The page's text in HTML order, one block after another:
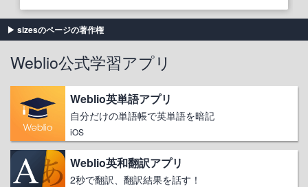
sizesのページの著作権
Weblio公式学習アプリ
Weblio英単語アプリ
自分だけの単語帳で英単語を暗記
iOS
Weblio英和翻訳アプリ
2秒で翻訳、翻訳結果を話す！